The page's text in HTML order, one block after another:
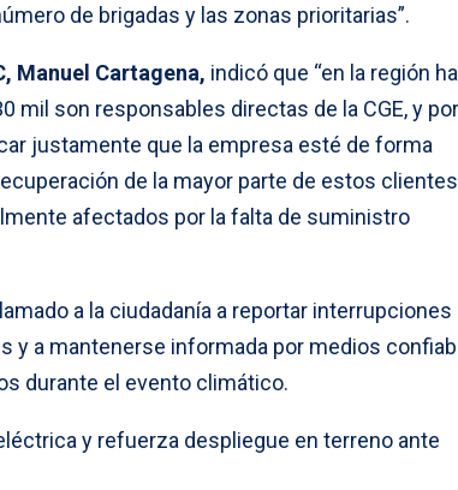
de brigadas y las zonas prioritarias”.
Manuel Cartagena, indicó que “en la región
mil son responsables directas de la CGE, y
justamente que la empresa esté de forma
de la mayor parte de estos
afectados por la falta de suministro
a la ciudadanía a reportar interrupciones
y a mantenerse informada por medios
durante el evento climático.
y refuerza despliegue en terreno ante